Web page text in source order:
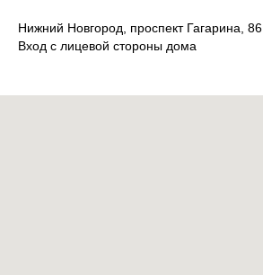
Нижний Новгород, проспект Гагарина, 86
Вход с лицевой стороны дома